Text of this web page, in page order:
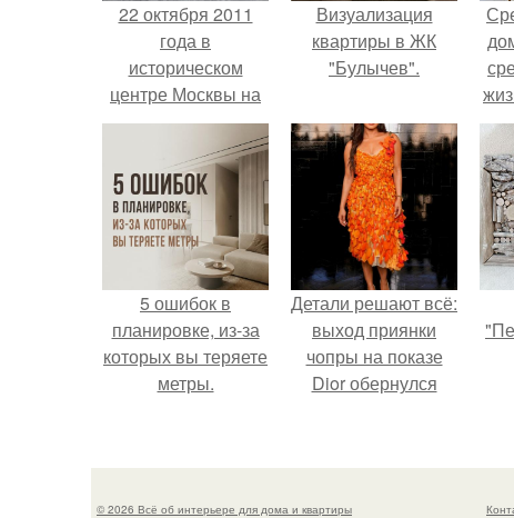
22 октября 2011
года в
историческом
центре Москвы на
никитском
бульваре, в доме
1927 года
постройки, открыл
свои двери
флагманский
магазин GJO.
Визуализация
квартиры в ЖК
"Булычев".
-
5 ошибок в
планировке, из-за
которых вы теряете
метры.
Детали решают всё:
выход приянки
чопры на показе
Dior обернулся
пошива.
© 2026 Всё об интерьере для дома и квартиры